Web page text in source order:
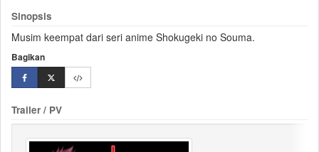
Sinopsis
Musim keempat dari seri anime Shokugeki no Souma.
Bagikan
Trailer / PV